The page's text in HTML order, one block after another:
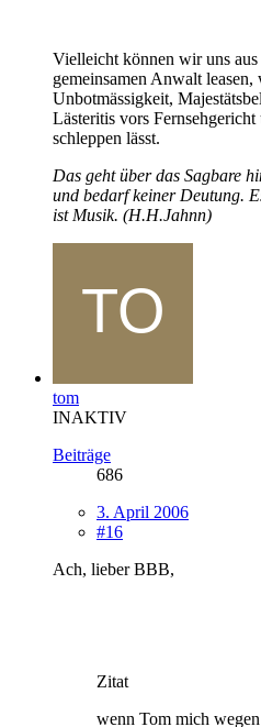
Vielleicht können wir uns
gemeinsamen Anwalt
Unbotmässigkeit,
Lästeritis vors
schleppen lässt.
Das geht über das Sagbare
und bedarf keiner Deutung.
ist Musik. (H.H.Jahnn)
tom
INAKTIV
Beiträge
686
3. April 2006
#16
Ach, lieber BBB,
Zitat
wenn Tom mich